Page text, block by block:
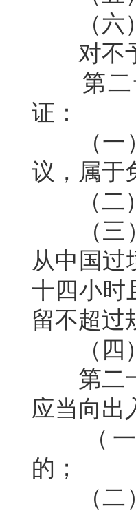
（
对不
第
证：
（
议，属于
（
（
从中国过
十四小时
留不超过
（
第二
应当向出
（
的；
（